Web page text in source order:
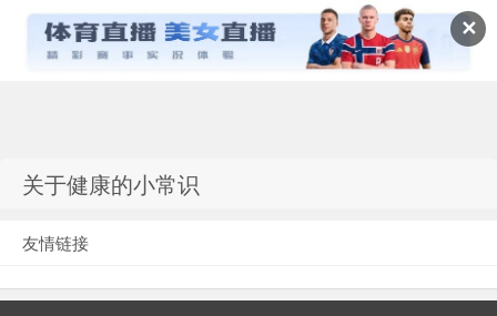
✕
关于健康的小常识
友情链接